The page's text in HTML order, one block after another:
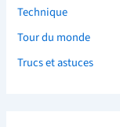
Technique
Tour du monde
Trucs et astuces